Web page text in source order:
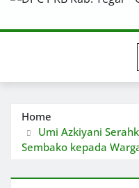
Home
Umi Azkiyani
Sembako kepada